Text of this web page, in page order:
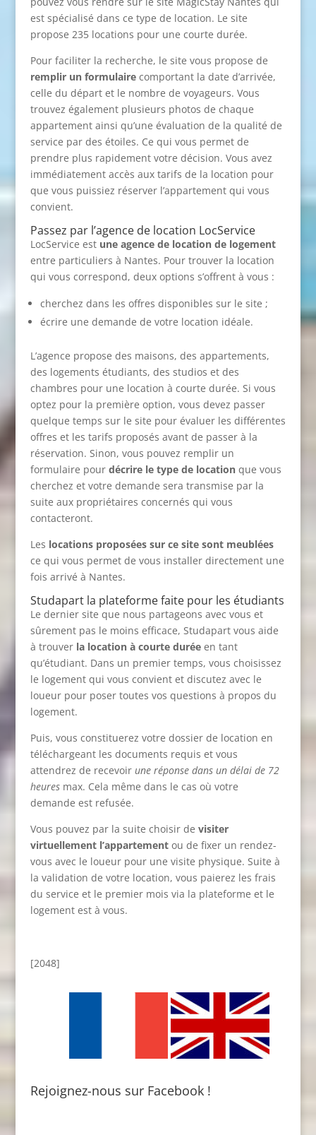
est spécialisé dans ce type de location. Le site
propose 235 locations pour une courte durée.
Pour faciliter la recherche, le site vous propose de
remplir un formulaire comportant la date d’arrivée,
celle du départ et le nombre de voyageurs. Vous
trouvez également plusieurs photos de chaque
appartement ainsi qu’une évaluation de la qualité de
service par des étoiles. Ce qui vous permet de
prendre plus rapidement votre décision. Vous avez
immédiatement accès aux tarifs de la location pour
que vous puissiez réserver l’appartement qui vous
convient.
Passez par l’agence de location LocService
LocService est une agence de location de logement
entre particuliers à Nantes. Pour trouver la location
qui vous correspond, deux options s’offrent à vous :
cherchez dans les offres disponibles sur le site ;
écrire une demande de votre location idéale.
L’agence propose des maisons, des appartements,
des logements étudiants, des studios et des
chambres pour une location à courte durée. Si vous
optez pour la première option, vous devez passer
quelque temps sur le site pour évaluer les différentes
offres et les tarifs proposés avant de passer à la
réservation. Sinon, vous pouvez remplir un
formulaire pour décrire le type de locationque vous
cherchez et votre demande sera transmise par la
suite aux propriétaires concernés qui vous
contacteront.
Les locations proposées sur ce site sont meublées
ce qui vous permet de vous installer directement une
fois arrivé à Nantes.
Studapart la plateforme faite pour les étudiants
Le dernier site que nous partageons avec vous et
sûrement pas le moins efficace, Studapart vous aide
à trouver la location à courte durée en tant
qu’étudiant. Dans un premier temps, vous choisissez
le logement qui vous convient et discutez avec le
loueur pour poser toutes vos questions à propos du
logement.
Puis, vous constituerez votre dossier de location en
téléchargeant les documents requis et vous
attendrez de recevoir une réponse dans un délai de 72
heuresmax. Cela même dans le cas où votre
demande est refusée.
Vous pouvez par la suite choisir de visiter
virtuellement l’appartement ou de fixer un rendez-
vous avec le loueur pour une visite physique. Suite à
la validation de votre location, vous paierez les frais
du service et le premier mois via la plateforme et le
logement est à vous.
[2048]
Rejoignez-nous sur Facebook !